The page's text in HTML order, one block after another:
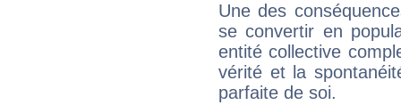
Une des
se convertir en
entité collective
vérité et la
parfaite de soi.